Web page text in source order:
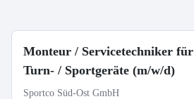
Monteur / Servicetechniker für
Turn- / Sportgeräte (m/w/d)
Sportco Süd-Ost GmbH